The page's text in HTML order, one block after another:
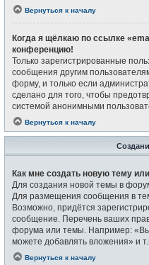
Вернуться к началу
Когда я щёлкаю по ссылке
конференцию!
Только зарегистрированные
сообщения другим
форму, и только если
сделано для того, чтобы
системой анонимными
Вернуться к началу
Как мне создать новую тему
Для создания новой темы в
Для размещения сообщения в
Возможно, придётся
сообщение. Перечень ваших
форума или темы. Например:
можете добавлять вложения» и
Вернуться к началу